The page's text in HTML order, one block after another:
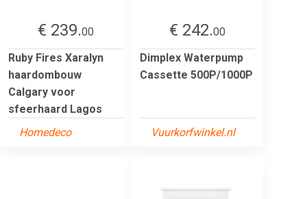
€ 239.00
Ruby Fires Xaralyn
haardombouw
Calgary voor
sfeerhaard Lagos
Homedeco
€ 242.00
Dimplex Waterpump
Cassette 500P/1000P
Vuurkorfwinkel.nl